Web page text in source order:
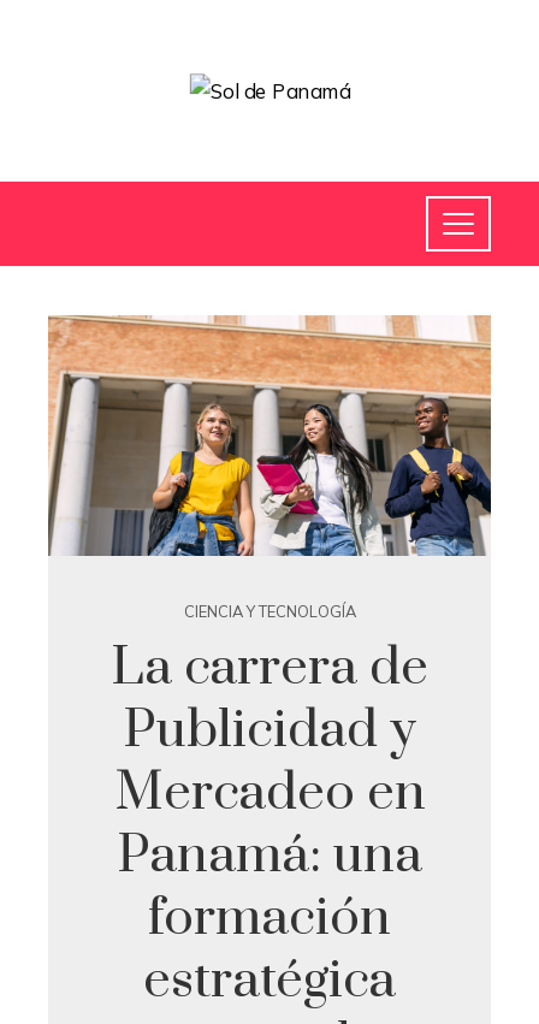
CIENCIA Y TECNOLOGÍA
La carrera de
Publicidad y
Mercadeo en
Panamá: una
formación
estratégica